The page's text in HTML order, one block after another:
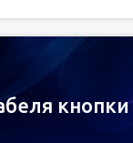
кнопки